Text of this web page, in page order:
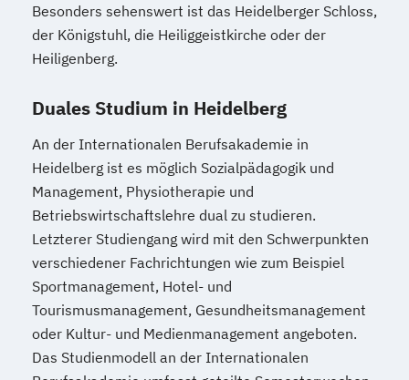
Rechnungswesen
Steuern
Wirtschaftsrecht - Steuern und
Wirtschaftsinformatik - Application
Wirtschaftsinformatik - Data Science
Wirtschaftsinformatik - Digital Health
Wirtschaftsinformatik - E-Government
Wirtschaftsinformatik - International
Management for Business and Information
Technology
Wirtschaftsinformatik - Sales & Consulting
Wirtschaftsinformatik - Software
Engineering
Besonders sehenswert ist das Heidelberger Schloss,
der Königstuhl, die Heiliggeistkirche oder der
Heiligenberg.
Duales Studium in Heidelberg
An der Internationalen Berufsakademie in
Heidelberg ist es möglich Sozialpädagogik und
Management, Physiotherapie und
Betriebswirtschaftslehre dual zu studieren.
Letzterer Studiengang wird mit den Schwerpunkten
verschiedener Fachrichtungen wie zum Beispiel
Sportmanagement, Hotel- und
Tourismusmanagement, Gesundheitsmanagement
oder Kultur- und Medienmanagement angeboten.
Das Studienmodell an der Internationalen